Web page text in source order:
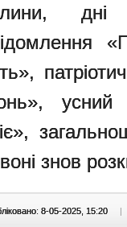
дні
знов
8-05-2025, 15:20 |